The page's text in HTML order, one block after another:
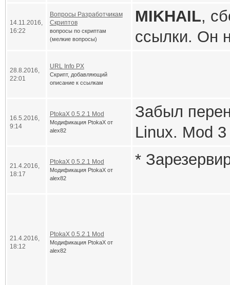
Для
связанные
переменной
пределами
14.11.2016,
16:22
Вопросы Разработчикам
Скриптов
вопросы по скриптам
(мелкие вопросы)
MIKHAIL,
ссылки. Он
28.8.2016,
22:01
URL Info PX
Скрипт, добавляющий
описание к ссылкам
Версия:
Автор:
Системные
16.5.2016,
9:14
PtokaX 0.5.2.1 Mod
Модификация PtokaX от
alex82
Забыл
Linux. Mod
файла в
21.4.2016,
18:17
PtokaX 0.5.2.1 Mod
Модификация PtokaX от
alex82
*
21.4.2016,
18:12
PtokaX 0.5.2.1 Mod
Модификация PtokaX от
alex82